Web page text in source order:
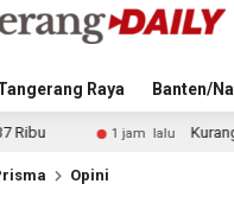
Raya Banten/
Kurangi Beban TPA
Opini